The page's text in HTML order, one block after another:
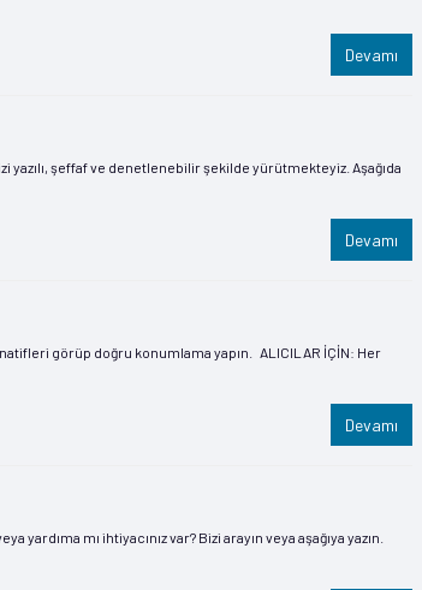
Devamı
şeffaf ve denetlenebilir şekilde yürütmekteyiz. Aşağıda
Devamı
görüp doğru konumlama yapın. ALICILAR İÇİN: Her
Devamı
mı ihtiyacınız var? Bizi arayın veya aşağıya yazın.